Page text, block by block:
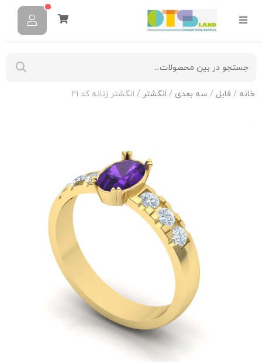
خانه / فایل / سه بعدی / انگشتر / انگشتر زنانه کد 21